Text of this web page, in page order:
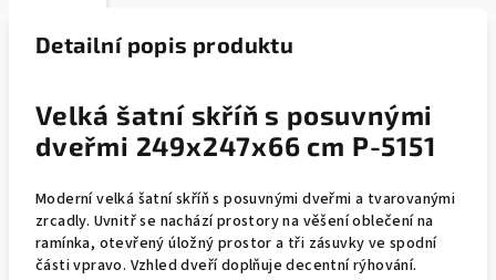
Detailní popis produktu
Velká šatní skříň s posuvnými
dveřmi 249x247x66 cm P-5151
Moderní velká šatní skříň s posuvnými dveřmi a tvarovanými
zrcadly. Uvnitř se nachází prostory na věšení oblečení na
ramínka, otevřený úložný prostor a tři zásuvky ve spodní
části vpravo. Vzhled dveří doplňuje decentní rýhování.